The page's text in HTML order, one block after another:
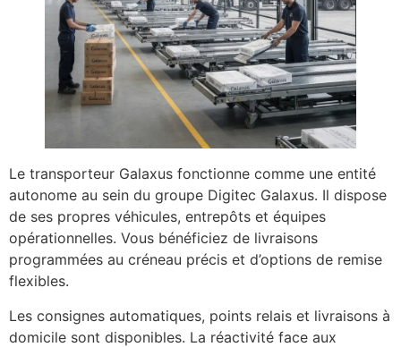
Le transporteur Galaxus fonctionne comme une entité
autonome au sein du groupe Digitec Galaxus. Il dispose
de ses propres véhicules, entrepôts et équipes
opérationnelles. Vous bénéficiez de livraisons
programmées au créneau précis et d’options de remise
flexibles.
Les consignes automatiques, points relais et livraisons à
domicile sont disponibles. La réactivité face aux